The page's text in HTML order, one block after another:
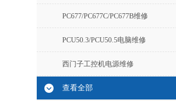
PC677/PC677C/PC677B维修
PCU50.3/PCU50.5电脑维修
西门子工控机电源维修
查看全部